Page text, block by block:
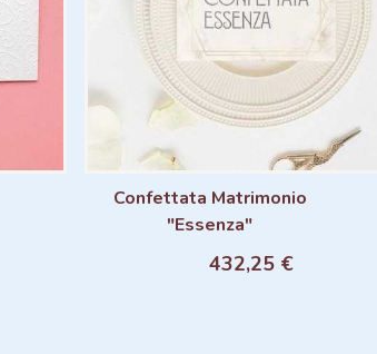
Aggiungi al carrello
Confettata Matrimonio
"Essenza"
432,25 €